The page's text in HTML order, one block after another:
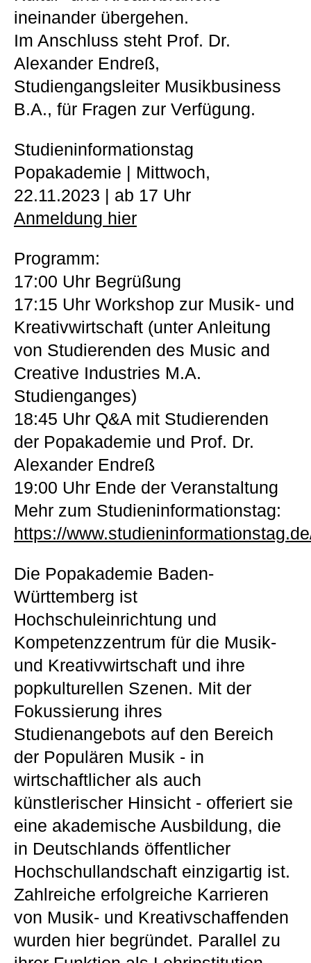
ineinander übergehen.
Im Anschluss steht Prof. Dr.
Alexander Endreß,
Studiengangsleiter Musikbusiness
B.A., für Fragen zur Verfügung.
Studieninformationstag
Popakademie | Mittwoch,
22.11.2023 | ab 17 Uhr
Anmeldung hier
Programm:
17:00 Uhr Begrüßung
17:15 Uhr Workshop zur Musik- und
Kreativwirtschaft (unter Anleitung
von Studierenden des Music and
Creative Industries M.A.
Studienganges)
18:45 Uhr Q&A mit Studierenden
der Popakademie und Prof. Dr.
Alexander Endreß
19:00 Uhr Ende der Veranstaltung
Mehr zum Studieninformationstag:
https://
Die Popakademie Baden-
Württemberg ist
Hochschuleinrichtung und
Kompetenzzentrum für die Musik-
und Kreativwirtschaft und ihre
popkulturellen Szenen. Mit der
Fokussierung ihres
Studienangebots auf den Bereich
der Populären Musik - in
wirtschaftlicher als auch
künstlerischer Hinsicht - offeriert sie
eine akademische Ausbildung, die
in Deutschlands öffentlicher
Hochschullandschaft einzigartig ist.
Zahlreiche erfolgreiche Karrieren
von Musik- und Kreativschaffenden
wurden hier begründet. Parallel zu